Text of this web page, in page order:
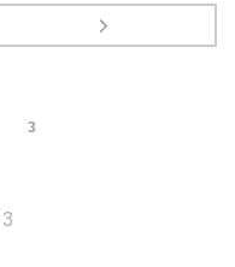
3
3